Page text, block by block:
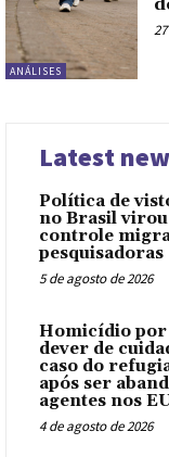
ANÁLISES
Latest
Política de
no Brasil
controle
pesquisadoras
5 de agosto de 2026
Homicídio por
dever de
caso do
após ser
agentes nos
4 de agosto de 2026